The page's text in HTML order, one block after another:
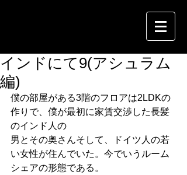
インドにて9(アシュラム
編)
僕の部屋がある3階のフロアは2LDKの
作りで、僕が最初に家賃交渉した長髪
のインド人の
男とその奥さんそして、ドイツ人の若
い女性が住んでいた。今でいうルーム
シェアの形態である。